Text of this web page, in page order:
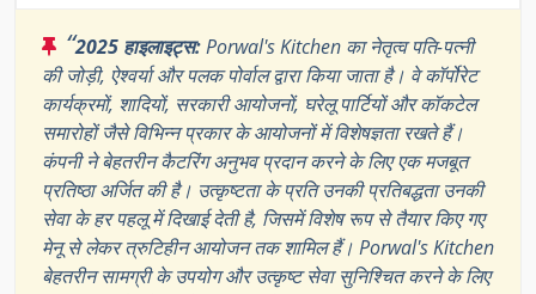
“2025 हाइलाइट्स:Porwal's Kitchen का नेतृत्व पति-पत्नी
की जोड़ी, ऐश्वर्या और पलक पोर्वाल द्वारा किया जाता है। वे कॉर्पोरेट
कार्यक्रमों, शादियों, सरकारी आयोजनों, घरेलू पार्टियों और कॉकटेल
समारोहों जैसे विभिन्न प्रकार के आयोजनों में विशेषज्ञता रखते हैं।
कंपनी ने बेहतरीन कैटरिंग अनुभव प्रदान करने के लिए एक मजबूत
प्रतिष्ठा अर्जित की है। उत्कृष्टता के प्रति उनकी प्रतिबद्धता उनकी
सेवा के हर पहलू में दिखाई देती है, जिसमें विशेष रूप से तैयार किए गए
मेनू से लेकर त्रुटिहीन आयोजन तक शामिल हैं। Porwal's Kitchen
बेहतरीन सामग्री के उपयोग और उत्कृष्ट सेवा सुनिश्चित करने के लिए